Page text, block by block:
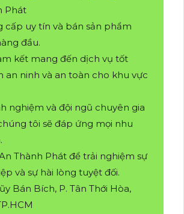
Phát
cấp uy tín và bán sản phẩm
đầu.
kết mang đến dịch vụ tốt
an ninh và an toàn cho khu vực
nghiệm và đội ngũ chuyên gia
tôi sẽ đáp ứng mọi nhu
Thành Phát để trải nghiệm sự
và sự hài lòng tuyệt đối.
Bán Bích, P. Tân Thới Hòa,